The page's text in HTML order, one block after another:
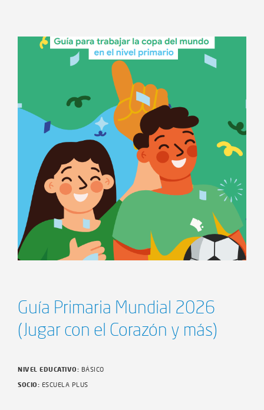
Guía Primaria Mundial 2026
(Jugar con el Corazón y más)
NIVEL EDUCATIVO: BÁSICO
SOCIO: ESCUELA PLUS